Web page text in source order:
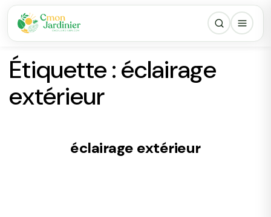
Étiquette :éclairage
extérieur
éclairage extérieur